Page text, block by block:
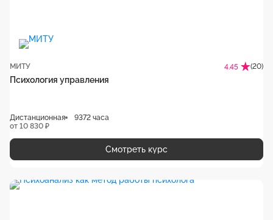
МИТУ 4.45 (20)
Психология управления
Дистанционная
9372 часа
от 10 830 ₽
Смотреть курс